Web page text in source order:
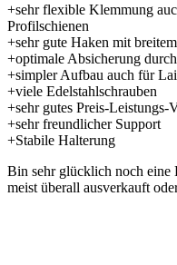
+sehr flexible Klemmung
Profilschienen
+sehr gute Haken mit
+optimale Absicherung
+simpler Aufbau auch für
+viele Edelstahlschrauben
+sehr gutes Preis-Leistungs-
+sehr freundlicher Support
+Stabile Halterung
Bin sehr glücklich noch eine
meist überall ausverkauft